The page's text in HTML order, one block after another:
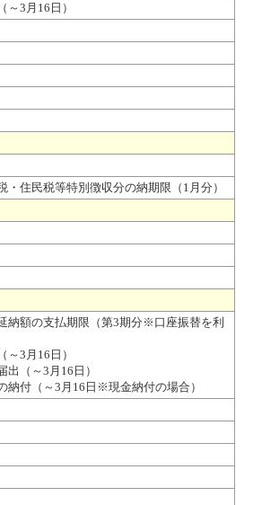
3月16日）
住民税等特別徴収分の納期限（1月分）
納額の支払期限（第3期分※口座振替を利
3月16日）
（～3月16日）
納付（～3月16日※現金納付の場合）